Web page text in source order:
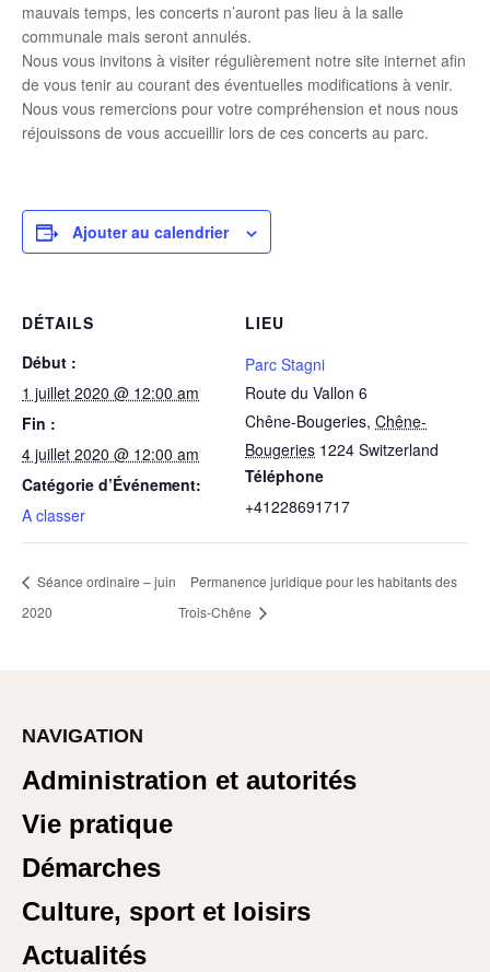
mauvais temps, les concerts n’auront pas lieu à la salle
communale mais seront annulés.
Nous vous invitons à visiter régulièrement notre site internet afin
de vous tenir au courant des éventuelles modifications à venir.
Nous vous remercions pour votre compréhension et nous nous
réjouissons de vous accueillir lors de ces concerts au parc.
Ajouter au calendrier
DÉTAILS
Début :
1 juillet 2020 @ 12:00 am
Fin :
4 juillet 2020 @ 12:00 am
Catégorie d’Événement:
A classer
LIEU
Parc Stagni
Route du Vallon 6
Chêne-Bougeries, Chêne-
Bougeries 1224 Switzerland
Téléphone
+41228691717
Séance ordinaire – juin
2020
Permanence juridique pour les habitants des
Trois-Chêne
NAVIGATION
Administration et autorités
Vie pratique
Démarches
Culture, sport et loisirs
Actualités